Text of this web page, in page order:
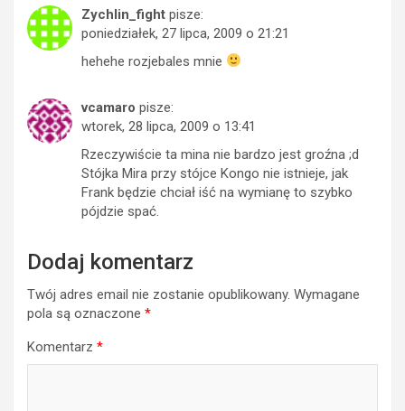
Zychlin_fight pisze:
poniedziałek, 27 lipca, 2009 o 21:21
hehehe rozjebales mnie
vcamaro pisze:
wtorek, 28 lipca, 2009 o 13:41
Rzeczywiście ta mina nie bardzo jest groźna ;d
Stójka Mira przy stójce Kongo nie istnieje, jak
Frank będzie chciał iść na wymianę to szybko
pójdzie spać.
Dodaj komentarz
Twój adres email nie zostanie opublikowany. Wymagane
pola są oznaczone *
Komentarz *